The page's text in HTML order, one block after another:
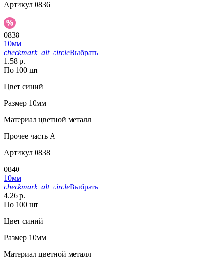
Артикул 0836
0838
10мм
checkmark_alt_circleВыбрать
1.58 р.
По 100 шт
Цвет синий
Размер 10мм
Материал цветной металл
Прочее часть A
Артикул 0838
0840
10мм
checkmark_alt_circleВыбрать
4.26 р.
По 100 шт
Цвет синий
Размер 10мм
Материал цветной металл